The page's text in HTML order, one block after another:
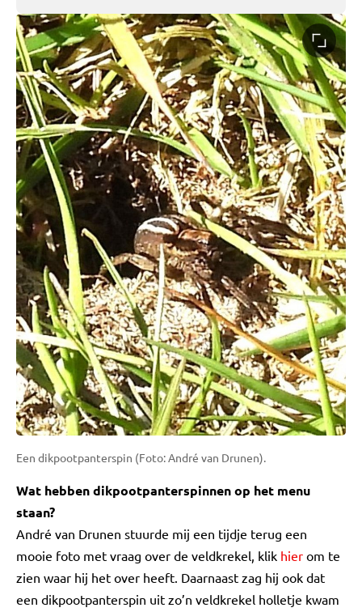
Een dikpootpanterspin (Foto: André van Drunen).
Wat hebben dikpootpanterspinnen op het menu
staan?
André van Drunen stuurde mij een tijdje terug een
mooie foto met vraag over de veldkrekel, klik hier om te
zien waar hij het over heeft. Daarnaast zag hij ook dat
een dikpootpanterspin uit zo’n veldkrekel holletje kwam